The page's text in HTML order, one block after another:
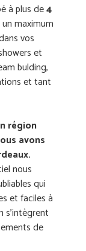
à plus de4
maximum
vos
et
bulding,
et tant
région
avons
nous
qui
et faciles à
s’intègrent
de